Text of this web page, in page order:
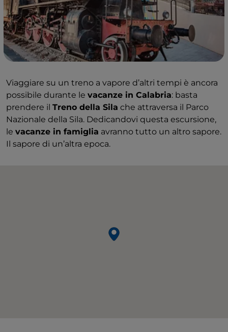
Viaggiare su un treno a vapore d’altri tempi è ancora
possibile durante le vacanze in Calabria: basta
prendere il Treno della Sila che attraversa il Parco
Nazionale della Sila. Dedicandovi questa escursione,
le vacanze in famiglia avranno tutto un altro sapore.
Il sapore di un’altra epoca.